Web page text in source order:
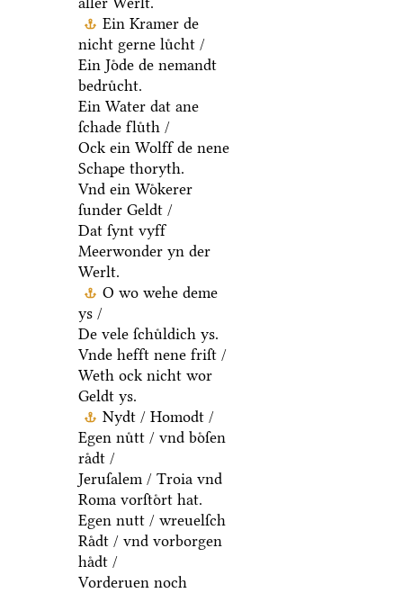
Ein Kramer de
nicht gerne luͤcht /
Ein Joͤde de nemandt
bedruͤcht.
Ein Water dat ane
ſchade fluͤth /
Ock ein Wolff de nene
Schape thoryth.
Vnd ein Woͤkerer
ſunder Geldt /
Dat ſynt vyff
Meerwonder yn der
Werlt.
O wo wehe deme
ys /
De vele ſchuͤldich ys.
Vnde hefft nene friſt /
Weth ock nicht wor
Geldt ys.
Nydt / Homodt /
Egen nuͤtt / vnd boͤſen
raͤdt /
Jeruſalem / Troia vnd
Roma vorſtoͤrt hat.
Egen nutt / wreuelſch
Raͤdt / vnd vorborgen
haͤdt /
Vorderuen noch